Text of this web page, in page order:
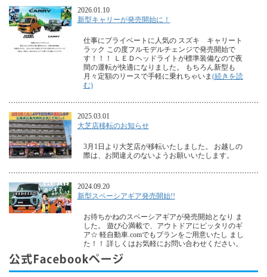
2026.01.10
新型キャリーが発売開始に！
仕事にプライベートに人気の スズキ キャリート
ラック この度フルモデルチェンジで発売開始で
す！！！ ＬＥＤヘッドライトが標準装備なので夜
間の運転が快適になりました。 もちろん新型も
月々定額のリースで手軽に乗れちゃいま (続きを読
む)
2025.03.01
大芝店移転のお知らせ
3月1日より大芝店が移転いたしました。 お越しの
際は、お間違えのないようお願いいたします。
2024.09.20
新型スペーシアギア発売開始!!
お待ちかねのスペーシアギアが発売開始となり ま
した。 遊び心満載で、アウトドアにピッタリのギ
ア☆ 軽自動車.comでもプランをご用意いたし まし
た！！ 詳しくはお気軽にお問い合わせください。
2024.05.25